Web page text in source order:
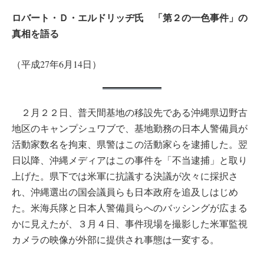
ロバート・Ｄ・エルドリッヂ氏 「第２の一色事件」の
真相を語る
（平成27年6月14日）
２月２２日、普天間基地の移設先である沖縄県辺野古
地区のキャンプシュワブで、基地勤務の日本人警備員が
活動家数名を拘束、県警はこの活動家らを逮捕した。翌
日以降、沖縄メディアはこの事件を「不当逮捕」と取り
上げた。県下では米軍に抗議する決議が次々に採択さ
れ、沖縄選出の国会議員らも日本政府を追及しはじめ
た。米海兵隊と日本人警備員らへのバッシングが広まる
かに見えたが、３月４日、事件現場を撮影した米軍監視
カメラの映像が外部に提供され事態は一変する。